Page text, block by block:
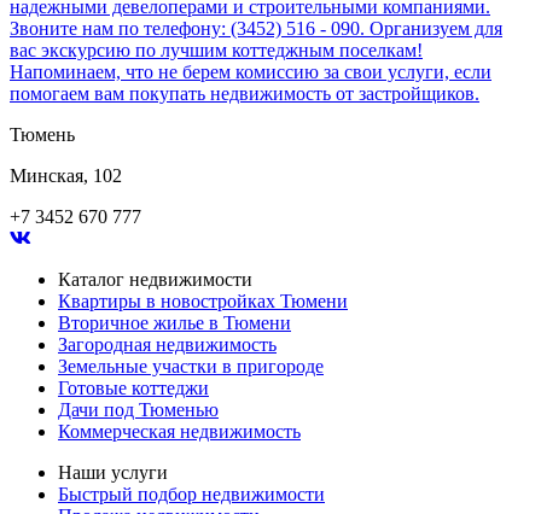
надежными девелоперами и строительными компаниями.
Звоните нам по телефону: (3452) 516 - 090. Организуем для
вас экскурсию по лучшим коттеджным поселкам!
Напоминаем, что не берем комиссию за свои услуги, если
помогаем вам покупать недвижимость от застройщиков.
Тюмень
Минская, 102
+7 3452 670 777
Каталог недвижимости
Квартиры в новостройках Тюмени
Вторичное жилье в Тюмени
Загородная недвижимость
Земельные участки в пригороде
Готовые коттеджи
Дачи под Тюменью
Коммерческая недвижимость
Наши услуги
Быстрый подбор недвижимости